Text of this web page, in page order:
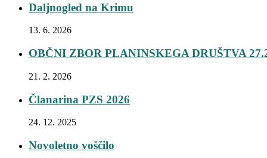
Daljnogled na Krimu
13. 6. 2026
OBČNI ZBOR PLANINSKEGA DRUŠTVA
21. 2. 2026
Članarina PZS 2026
24. 12. 2025
Novoletno voščilo